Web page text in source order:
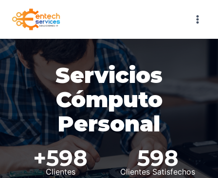
contenido
Servicios
Cómputo
Personal
+
9
+598
Clientes
8
598
Clientes Satisfechos